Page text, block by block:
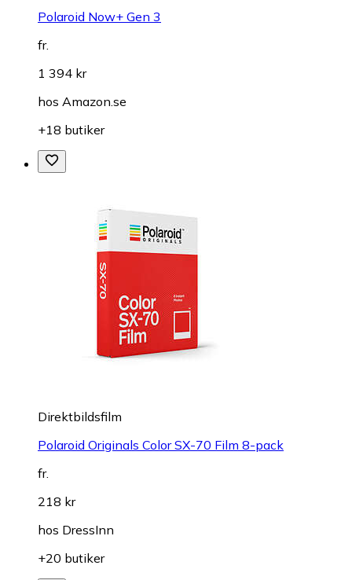
Polaroid Now+ Gen 3
fr.
1 394 kr
hos Amazon.se
+18 butiker
Direktbildsfilm
Polaroid Originals Color SX-70 Film 8-pack
fr.
218 kr
hos DressInn
+20 butiker